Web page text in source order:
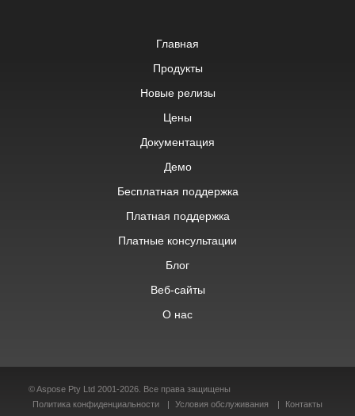
Главная
Продукты
Новые релизы
Цены
Документация
Демо
Бесплатная поддержка
Платная поддержка
Платные консультации
Блог
Веб-сайты
О нас
© Aspose Pty Ltd 2001-2026. Все права защищены
Политика конфиденциальности
Условия обслуживания Контакты